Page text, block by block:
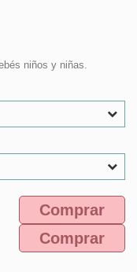
niños y niñas.
Comprar
Comprar